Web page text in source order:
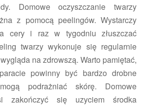
Domowe oczyszczanie twarzy
z pomocą peelingów. Wystarczy
cery i raz w tygodniu złuszczać
twarzy wykonuje się regularnie
na zdrowszą. Warto pamiętać,
powinny być bardzo drobne
podrażniać skórę. Domowe
zakończyć się uzyciem środka